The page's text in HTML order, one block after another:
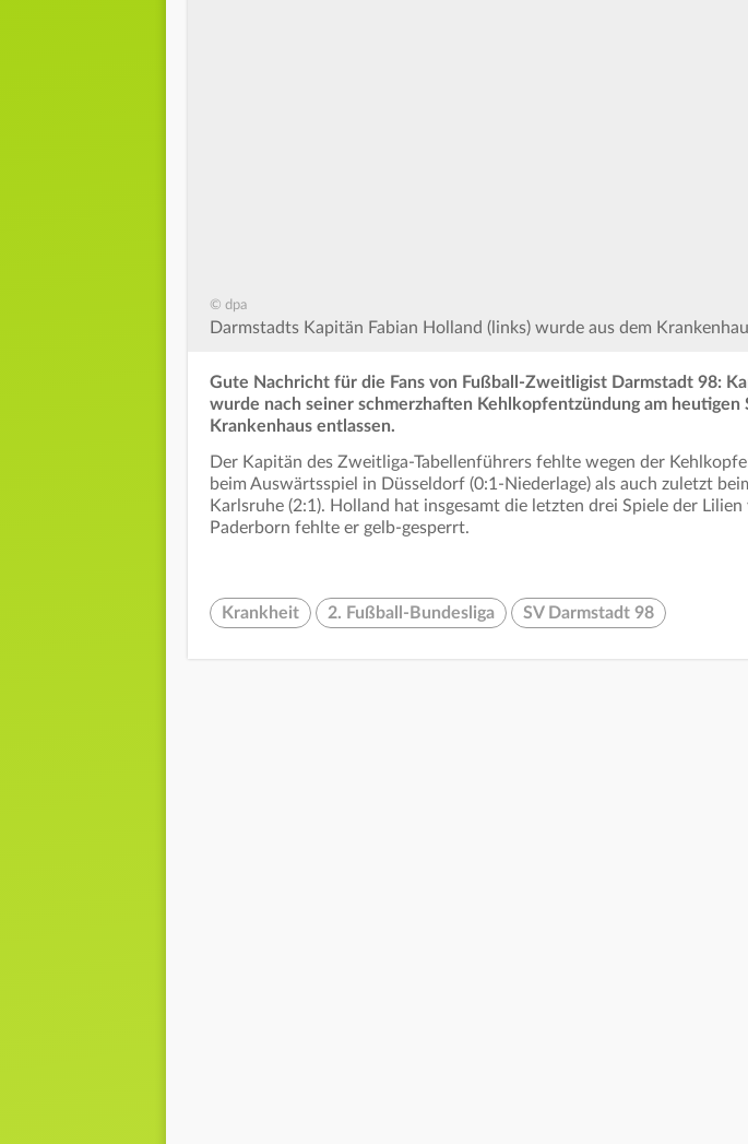
© dpa
Darmstadts Kapitän Fabian Holland (links) wurde aus dem
Gute Nachricht für die Fans von Fußball-Zweitligist Darmstadt 98:
wurde nach seiner schmerzhaften Kehlkopfentzündung am heutigen
Krankenhaus entlassen.
Der Kapitän des Zweitliga-Tabellenführers fehlte wegen der
beim Auswärtsspiel in Düsseldorf (0:1-Niederlage) als auch zuletzt
Karlsruhe (2:1). Holland hat insgesamt die letzten drei Spiele der Lilien
Paderborn fehlte er gelb-gesperrt.
Krankheit 2. Fußball-Bundesliga SV Darmstadt 98